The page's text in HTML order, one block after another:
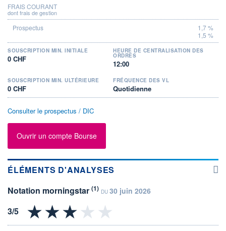
FRAIS COURANT
dont frais de gestion
1,7 %
1,5 %
SOUSCRIPTION MIN. INITIALE
0 CHF
HEURE DE CENTRALISATION DES
ORDRES
12:00
SOUSCRIPTION MIN. ULTÉRIEURE
0 CHF
FRÉQUENCE DES VL
Quotidienne
Consulter le prospectus / DIC
Ouvrir un compte Bourse
ÉLÉMENTS D'ANALYSES
Notation morningstar (1) DU 30 juin 2026